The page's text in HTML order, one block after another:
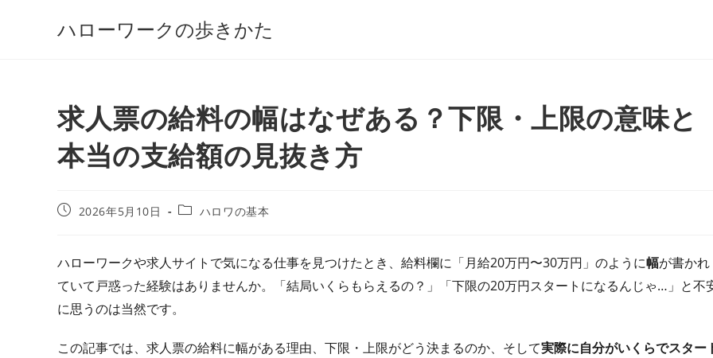
ハローワークの歩きかた
求人票の給料の幅はなぜある？下限・上限の意味と
本当の支給額の見抜き方
投
日:
2026年5月10日
投
テ
ゴ
リ
ハロワの基本
ハローワークや求人サイトで気になる仕事を見つけたとき、給料欄に「月給20万円〜30万円」のように幅が書かれ
ていて戸惑った経験はありませんか。「結局いくらもらえるの？」「下限の20万円スタートになるんじゃ…」と不
に思うのは当然です。
この記事では、求人票の給料に幅がある理由、下限・上限がどう決まるのか、そして実際に自分がいくらでスター